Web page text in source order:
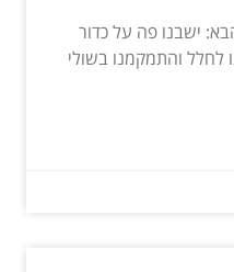
ישבנו פה על כדור
לחלל והתמקמנו בשולי